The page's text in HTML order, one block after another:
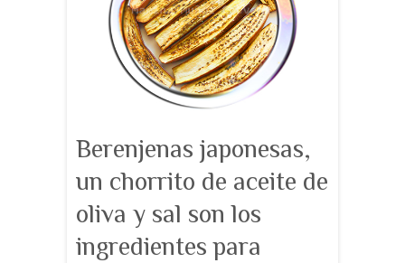
Berenjenas japonesas,
un chorrito de aceite de
oliva y sal son los
ingredientes para